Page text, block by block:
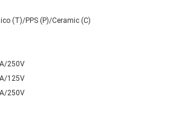
(T)/PPS (P)/Ceramic (C)
250V
125V
250V